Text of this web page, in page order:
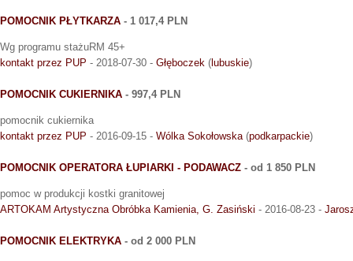
POMOCNIK PŁYTKARZA - 1 017,4 PLN
Wg programu stażuRM 45+
kontakt przez PUP - 2018-07-30 - Głęboczek ( lubuskie)
POMOCNIK CUKIERNIKA - 997,4 PLN
pomocnik cukiernika
kontakt przez PUP - 2016-09-15 - Wólka Sokołowska(podkarpackie)
POMOCNIK OPERATORA ŁUPIARKI - PODAWACZ - od 1 850 PLN
pomoc w produkcji kostki granitowej
ARTOKAM Artystyczna Obróbka Kamienia, G. Zasiński - 2016-08-23 -
POMOCNIK ELEKTRYKA - od 2 000 PLN